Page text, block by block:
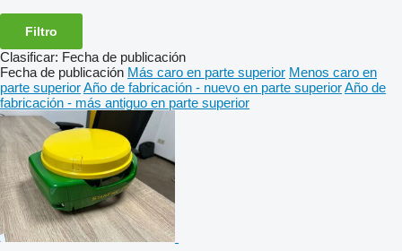
Filtro
Clasificar: Fecha de publicación
Fecha de publicación Más caro en parte superior Menos caro en
parte superiorAño de fabricación - nuevo en parte superiorAño de
fabricación - más antiguo en parte superior